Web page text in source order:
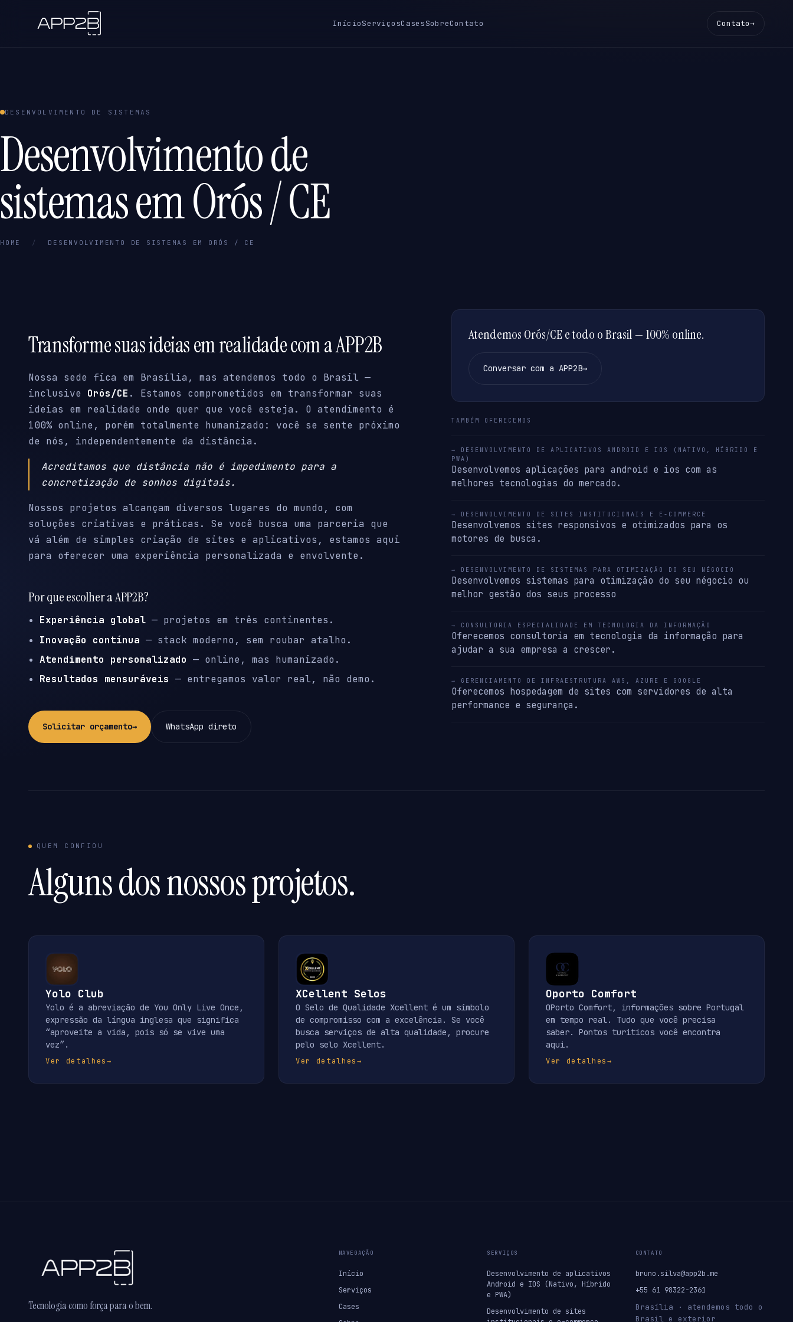
InícioServiçosCasesSobreContato Contato→
DESENVOLVIMENTO DE SISTEMAS
Desenvolvimento de
sistemas em Orós / CE
HOME / DESENVOLVIMENTO DE SISTEMAS EM ORÓS / CE
Transforme suas ideias em realidade com a APP2B
Nossa sede fica em Brasília, mas atendemos todo o Brasil —
inclusive Orós/CE . Estamos comprometidos em transformar suas
ideias em realidade onde quer que você esteja. O atendimento é
100% online, porém totalmente humanizado: você se sente próximo
de nós, independentemente da distância.
Acreditamos que distância não é impedimento para a
concretização de sonhos digitais.
Nossos projetos alcançam diversos lugares do mundo, com
soluções criativas e práticas. Se você busca uma parceria que
vá além de simples criação de sites e aplicativos, estamos aqui
para oferecer uma experiência personalizada e envolvente.
Por que escolher a APP2B?
Experiência global — projetos em três continentes.
Inovação contínua — stack moderno, sem roubar atalho.
Atendimento personalizado — online, mas humanizado.
Resultados mensuráveis — entregamos valor real, não demo.
Solicitar orçamento→ WhatsApp direto
Atendemos Orós/CE e todo o Brasil — 100% online.
Conversar com a APP2B→
TAMBÉM OFERECEMOS
→ DESENVOLVIMENTO DE APLICATIVOS ANDROID E IOS (NATIVO, HÍBRIDO E
PWA)
Desenvolvemos aplicações para android e ios com as
melhores tecnologias do mercado.
→ DESENVOLVIMENTO DE SITES INSTITUCIONAIS E E-COMMERCE
Desenvolvemos sites responsivos e otimizados para os
motores de busca.
→ DESENVOLVIMENTO DE SISTEMAS PARA OTIMIZAÇÃO DO SEU NÉGOCIO
Desenvolvemos sistemas para otimização do seu négocio ou
melhor gestão dos seus processo
→ CONSULTORIA ESPECIALIDADE EM TECNOLOGIA DA INFORMAÇÃO
Oferecemos consultoria em tecnologia da informação para
ajudar a sua empresa a crescer.
→ GERENCIAMENTO DE INFRAESTRUTURA AWS, AZURE E GOOGLE
Oferecemos hospedagem de sites com servidores de alta
performance e segurança.
QUEM CONFIOU
Alguns dos nossos projetos.
Yolo Club
Yolo é a abreviação de You Only Live Once,
expressão da língua inglesa que significa
“aproveite a vida, pois só se vive uma
vez”.
Ver detalhes→
XCellent Selos
O Selo de Qualidade Xcellent é um símbolo
de compromisso com a excelência. Se você
busca serviços de alta qualidade, procure
pelo selo Xcellent.
Ver detalhes→
Oporto Comfort
OPorto Comfort, informações sobre Portugal
em tempo real. Tudo que você precisa
saber. Pontos turiticos você encontra
aqui.
Ver detalhes→
Tecnologia como força para o bem.
NAVEGAÇÃO
Início
Serviços
Cases
SERVIÇOS
Desenvolvimento de aplicativos
Android e IOS (Nativo, Híbrido
e PWA)
Desenvolvimento de sites
CONTATO
bruno.silva@app2b.me
+55 61 98322-2361
Brasília · atendemos todo o
Brasil e exterior